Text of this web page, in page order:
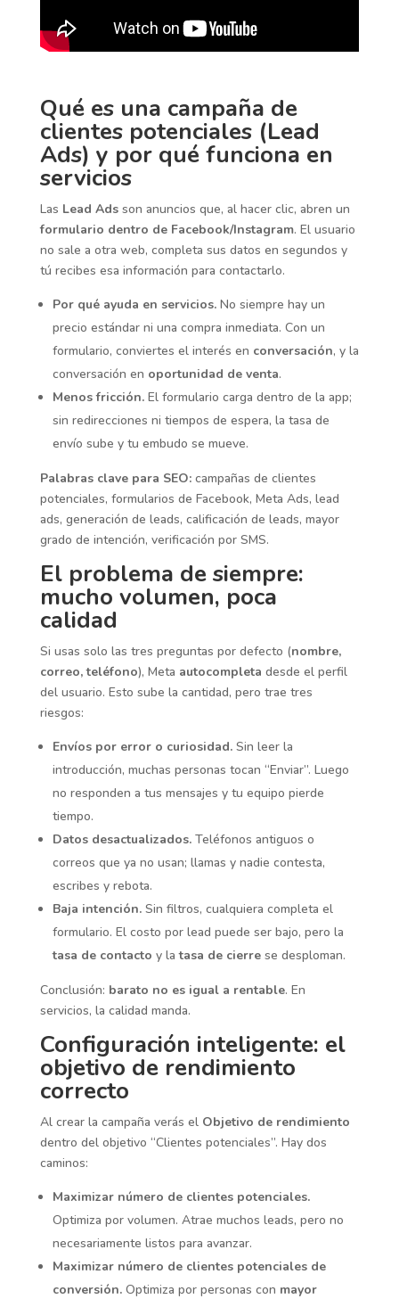
Qué es una campaña de
clientes potenciales (Lead
Ads) y por qué funciona en
servicios
Las Lead Adsson anuncios que, al hacer clic, abren un
formulario dentro de Facebook/Instagram. El usuario
no sale a otra web, completa sus datos en segundos y
tú recibes esa información para contactarlo.
Por qué ayuda en servicios.No siempre hay un
precio estándar ni una compra inmediata. Con un
formulario, conviertes el interés en conversación, y la
conversación en oportunidad de venta.
Menos fricción.El formulario carga dentro de la app;
sin redirecciones ni tiempos de espera, la tasa de
envío sube y tu embudo se mueve.
Palabras clave para SEO:campañas de clientes
potenciales, formularios de Facebook, Meta Ads, lead
ads, generación de leads, calificación de leads, mayor
grado de intención, verificación por SMS.
El problema de siempre:
mucho volumen, poca
calidad
Si usas solo las tres preguntas por defecto (nombre,
correo, teléfono), Meta autocompleta desde el perfil
del usuario. Esto sube la cantidad, pero trae tres
riesgos:
Envíos por error o curiosidad.Sin leer la
introducción, muchas personas tocan “Enviar”. Luego
no responden a tus mensajes y tu equipo pierde
tiempo.
Datos desactualizados.Teléfonos antiguos o
correos que ya no usan; llamas y nadie contesta,
escribes y rebota.
Baja intención.Sin filtros, cualquiera completa el
formulario. El costo por lead puede ser bajo, pero la
tasa de contacto y latasa de cierrese desploman.
Conclusión: barato no es igual a rentable. En
servicios, la calidad manda.
Configuración inteligente: el
objetivo de rendimiento
correcto
Al crear la campaña verás el Objetivo de rendimiento
dentro del objetivo “Clientes potenciales”. Hay dos
caminos:
Maximizar número de clientes potenciales.
Optimiza por volumen. Atrae muchos leads, pero no
necesariamente listos para avanzar.
Maximizar número de clientes potenciales de
conversión.Optimiza por personas con mayor